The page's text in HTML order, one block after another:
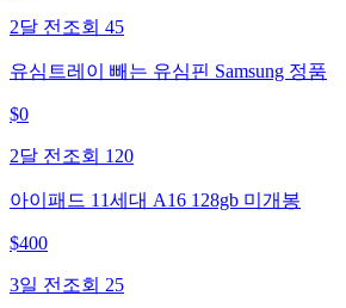
2달 전 조회 45
유심트레이 빼는 유심핀 Samsung 정품
$0
2달 전 조회 120
아이패드 11세대 A16 128gb 미개봉
$400
3일 전 조회 25